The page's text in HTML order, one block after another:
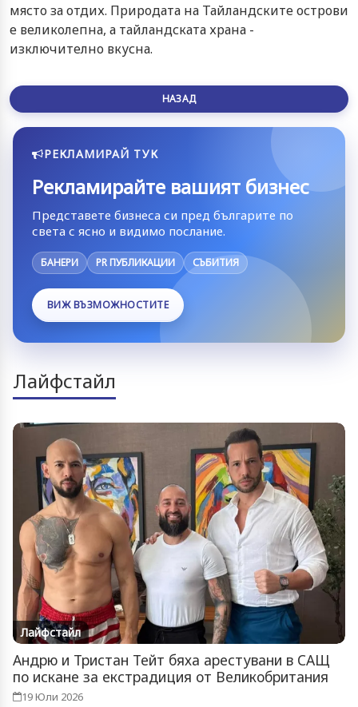
място за отдих. Природата на Тайландските острови
е великолепна, а тайландската храна -
изключително вкусна.
НАЗАД
РЕКЛАМИРАЙ ТУК
Рекламирайте вашият бизнес
Представете бизнеса си пред българите по
света с ясно и видимо послание.
БАНЕРИ PR ПУБЛИКАЦИИ СЪБИТИЯ
ВИЖ ВЪЗМОЖНОСТИТЕ
Лайфстайл
Лайфстайл
Андрю и Тристан Тейт бяха арестувани в САЩ
по искане за екстрадиция от Великобритания
19 Юли 2026